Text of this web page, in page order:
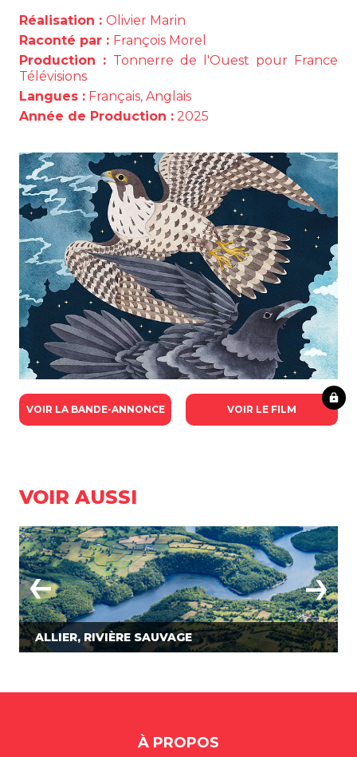
Réalisation : Olivier Marin
Raconté par : François Morel
Production : Tonnerre de l'Ouest pour France
Télévisions
Langues : Français, Anglais
Année de Production : 2025
VOIR LA BANDE-ANNONCE VOIR LE FILM
VOIR AUSSI
ALLIER, RIVIÈRE SAUVAGE
À PROPOS